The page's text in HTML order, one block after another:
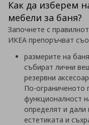
Как да изберем
мебели за баня?
Започнете с
ИКЕА препоръчват
размерите на
събират лични
резервни
По-ограниченото
функционалност
определят и
естетиката и